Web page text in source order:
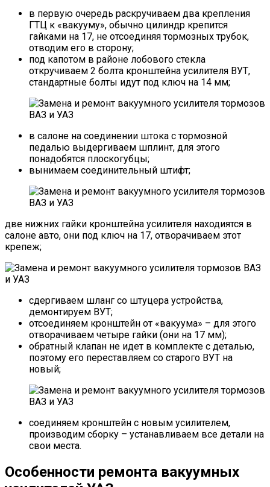
в первую очередь раскручиваем два крепления
ГТЦ к «вакууму», обычно цилиндр крепится
гайками на 17, не отсоединяя тормозных трубок,
отводим его в сторону;
под капотом в районе лобового стекла
откручиваем 2 болта кронштейна усилителя ВУТ,
стандартные болты идут под ключ на 14 мм;
в салоне на соединении штока с тормозной
педалью выдергиваем шплинт, для этого
понадобятся плоскогубцы;
вынимаем соединительный штифт;
две нижних гайки кронштейна усилителя находиятся в
салоне авто, они под ключ на 17, отворачиваем этот
крепеж;
сдергиваем шланг со штуцера устройства,
демонтируем ВУТ;
отсоединяем кронштейн от «вакуума» – для этого
отворачиваем четыре гайки (они на 17 мм);
обратный клапан не идет в комплекте с деталью,
поэтому его переставляем со старого ВУТ на
новый;
соединяем кронштейн с новым усилителем,
производим сборку – устанавливаем все детали на
свои места.
Особенности ремонта вакуумных